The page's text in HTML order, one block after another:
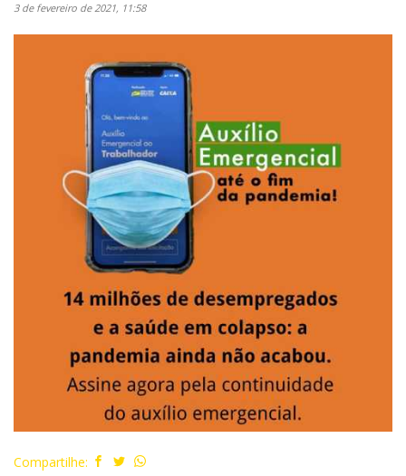
3 de fevereiro de 2021, 11:58
Compartilhe: